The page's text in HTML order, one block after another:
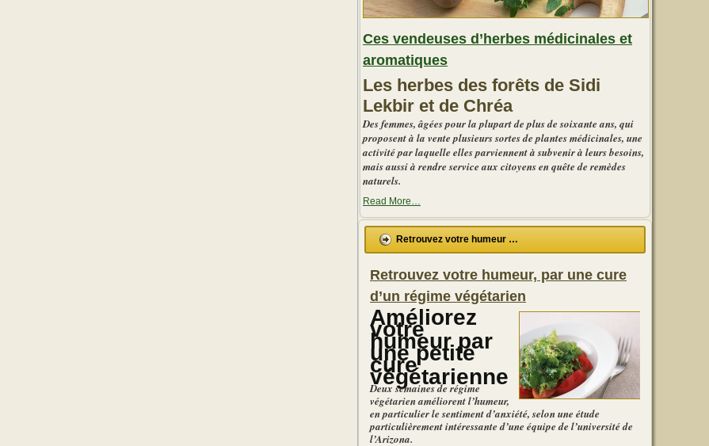
Ces vendeuses d’herbes médicinales et
aromatiques
Les herbes des forêts de Sidi
Lekbir et de Chréa
Des femmes, âgées pour la plupart de plus de soixante ans, qui
proposent à la vente plusieurs sortes de plantes médicinales, une
activité par laquelle elles parviennent à subvenir à leurs besoins,
mais aussi à rendre service aux citoyens en quête de remèdes
naturels.
Read More
vendeuses
médicinales
et
Retrouvez votre humeur …
Retrouvez votre humeur, par une cure
d’un régime végétarien
Améliorez
votre
humeur par
une petite
cure
végétarienne
Deux semaines de régime
végétarien améliorent l’humeur,
en particulier le sentiment d’anxiété, selon une étude
particulièrement intéressante d’une équipe de l’université de
l’Arizona.